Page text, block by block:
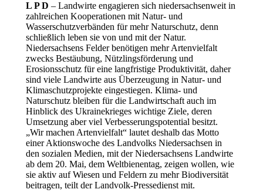
L P D – Landwirte engagieren sich niedersachsenweit in
zahlreichen Kooperationen mit Natur- und
Wasserschutzverbänden für mehr Naturschutz, denn
schließlich leben sie von und mit der Natur.
Niedersachsens Felder benötigen mehr Artenvielfalt
zwecks Bestäubung, Nützlingsförderung und
Erosionsschutz für eine langfristige Produktivität, daher
sind viele Landwirte aus Überzeugung in Natur- und
Klimaschutzprojekte eingestiegen. Klima- und
Naturschutz bleiben für die Landwirtschaft auch im
Hinblick des Ukrainekrieges wichtige Ziele, deren
Umsetzung aber viel Verbesserungspotential besitzt.
„Wir machen Artenvielfalt“ lautet deshalb das Motto
einer Aktionswoche des Landvolks Niedersachsen in
den sozialen Medien, mit der Niedersachsens Landwirte
ab dem 20. Mai, dem Weltbienentag, zeigen wollen, wie
sie aktiv auf Wiesen und Feldern zu mehr Biodiversität
beitragen, teilt der Landvolk-Pressedienst mit.